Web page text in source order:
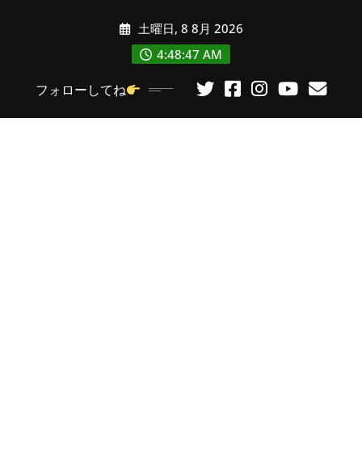
に
土曜日, 8 8月 2026
4:48:49 AM
フォローしてね